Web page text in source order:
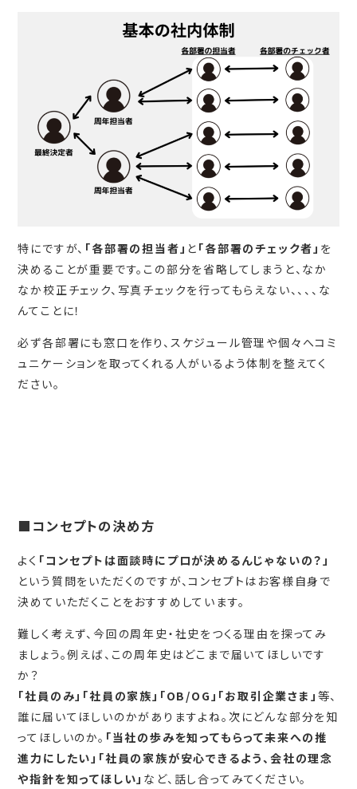
特にですが、 「各部署の担当者」 と 「各部署のチェック者」 を
決めることが重要です。この部分を省略してしまうと、なか
なか校正チェック、写真チェックを行ってもらえない、、、、な
んてことに！
必ず各部署にも窓口を作り、スケジュール管理や個々へコミ
ュニケーションを取ってくれる人がいるよう体制を整えてく
ださい。
■コンセプトの決め方
よく 「コンセプトは面談時にプロが決めるんじゃないの？」
という質問をいただくのですが、コンセプトはお客様自身で
決めていただくことをおすすめしています。
難しく考えず、今回の周年史・社史をつくる理由を探ってみ
ましょう。例えば、この周年史はどこまで届いてほしいです
か？
「社員のみ」「社員の家族」「OB/OG」「お取引企業さま」 等、
誰に届いてほしいのかがありますよね。次にどんな部分を知
ってほしいのか。 「当社の歩みを知ってもらって未来への推
進力にしたい」「社員の家族が安心できるよう、会社の理念
や指針を知ってほしい」 など、話し合ってみてください。